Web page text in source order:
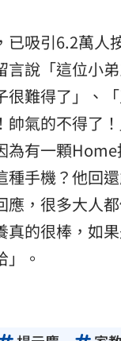
已吸引6.2萬人
言說「這位小
很難得了」、
帥氣的不得了
為有一顆
種手機？他回
應，很多大人
真的很棒，如
」。